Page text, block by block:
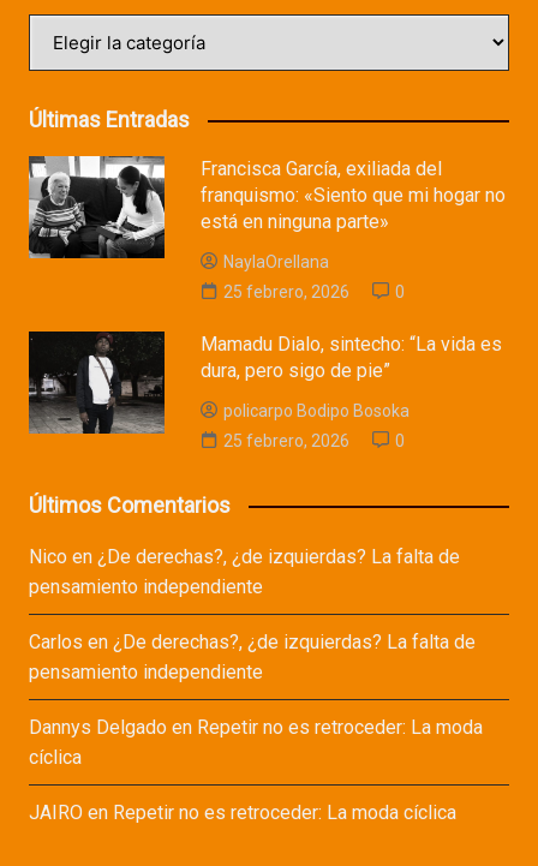
Últimas Entradas
Francisca García, exiliada del
franquismo: «Siento que mi hogar no
está en ninguna parte»
NaylaOrellana
25 febrero, 2026
0
Mamadu Dialo, sintecho: “La vida es
dura, pero sigo de pie”
policarpo Bodipo Bosoka
25 febrero, 2026
0
Últimos Comentarios
Nicoen ¿De derechas?, ¿de izquierdas? La falta de
pensamiento independiente
Carlos en ¿De derechas?, ¿de izquierdas? La falta de
pensamiento independiente
Dannys Delgadoen Repetir no es retroceder: La moda
cíclica
JAIROen Repetir no es retroceder: La moda cíclica